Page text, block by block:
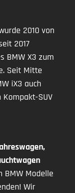
2010 von
2017
BMW X3 zum
Seit Mitte
iX3 auch
SUV
BMW Modelle
Wir